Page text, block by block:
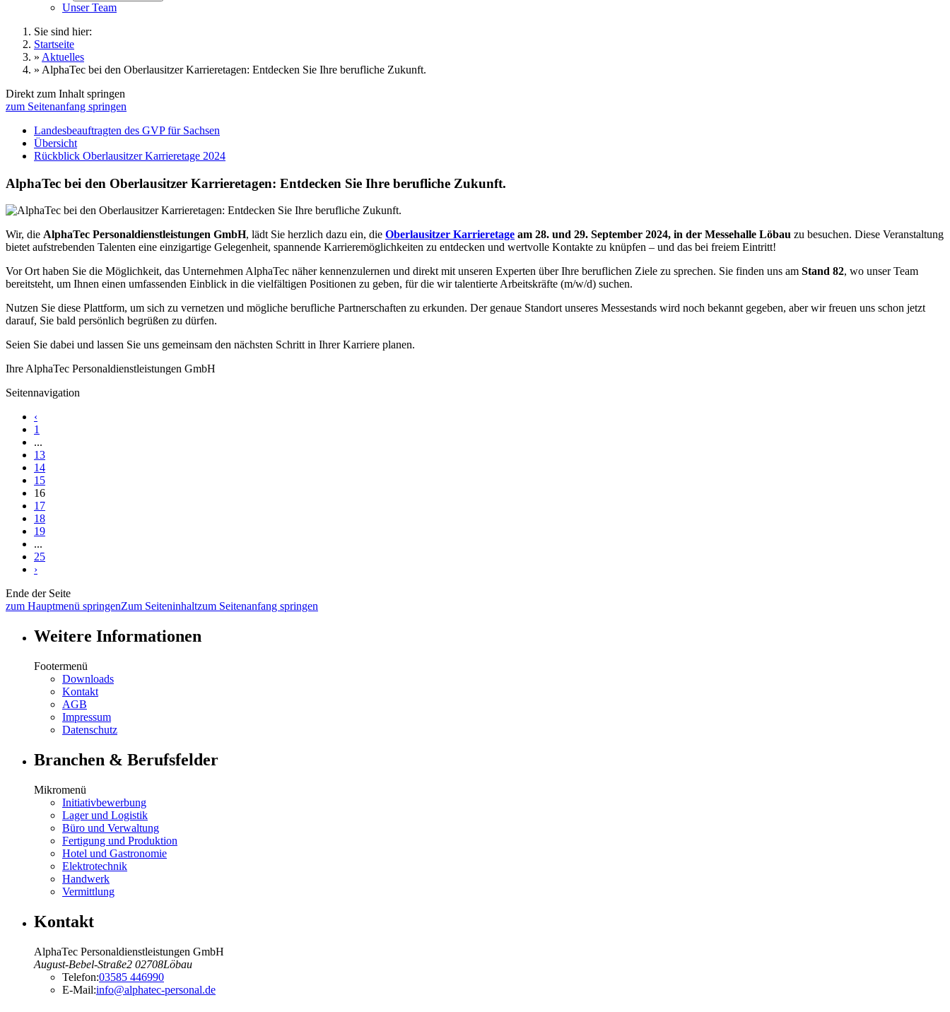
Unser Team
Sie sind hier:
Startseite
» Aktuelles
» AlphaTec bei den Oberlausitzer Karrieretagen: Entdecken Sie Ihre berufliche Zukunft.
Direkt zum Inhalt springen
zum Seitenanfang springen
Landesbeauftragten des GVP für Sachsen
Übersicht
Rückblick Oberlausitzer Karrieretage 2024
AlphaTec bei den Oberlausitzer Karrieretagen: Entdecken Sie Ihre berufliche Zukunft.
Wir, die AlphaTec Personaldienstleistungen GmbH, lädt Sie herzlich dazu ein, die Oberlausitzer Karrieretage am 28. und 29. September 2024, in der Messehalle Löbau zu besuchen. Diese Veranstaltung
bietet aufstrebenden Talenten eine einzigartige Gelegenheit, spannende Karrieremöglichkeiten zu entdecken und wertvolle Kontakte zu knüpfen – und das bei freiem Eintritt!
Vor Ort haben Sie die Möglichkeit, das Unternehmen AlphaTec näher kennenzulernen und direkt mit unseren Experten über Ihre beruflichen Ziele zu sprechen. Sie finden uns am Stand 82, wo unser Team
bereitsteht, um Ihnen einen umfassenden Einblick in die vielfältigen Positionen zu geben, für die wir talentierte Arbeitskräfte (m/w/d) suchen.
Nutzen Sie diese Plattform, um sich zu vernetzen und mögliche berufliche Partnerschaften zu erkunden. Der genaue Standort unseres Messestands wird noch bekannt gegeben, aber wir freuen uns schon jetzt
darauf, Sie bald persönlich begrüßen zu dürfen.
Seien Sie dabei und lassen Sie uns gemeinsam den nächsten Schritt in Ihrer Karriere planen.
Ihre AlphaTec Personaldienstleistungen GmbH
Seitennavigation
‹
1
...
13
14
15
16
17
18
19
...
25
›
Ende der Seite
zum Hauptmenü springenZum Seiteninhaltzum Seitenanfang springen
Weitere Informationen
Footermenü
Downloads
Kontakt
AGB
Impressum
Datenschutz
Branchen & Berufsfelder
Mikromenü
Initiativbewerbung
Lager und Logistik
Büro und Verwaltung
Fertigung und Produktion
Hotel und Gastronomie
Elektrotechnik
Handwerk
Vermittlung
Kontakt
AlphaTec Personaldienstleistungen GmbH
August-Bebel-Straße2 02708Löbau
Telefon:03585 446990
E-Mail:info@alphatec-personal.de